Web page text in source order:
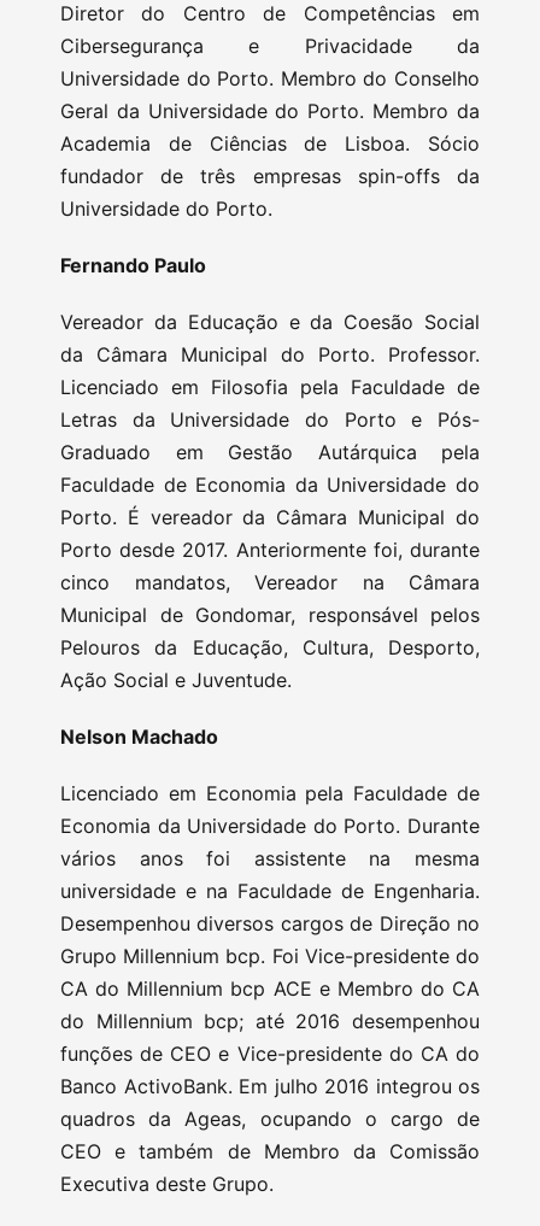
Diretor do Centro de Competências em
Cibersegurança e Privacidade da
Universidade do Porto. Membro do Conselho
Geral da Universidade do Porto. Membro da
Academia de Ciências de Lisboa. Sócio
fundador de três empresas spin-offs da
Universidade do Porto.
Fernando Paulo
Vereador da Educação e da Coesão Social
da Câmara Municipal do Porto. Professor.
Licenciado em Filosofia pela Faculdade de
Letras da Universidade do Porto e Pós-
Graduado em Gestão Autárquica pela
Faculdade de Economia da Universidade do
Porto. É vereador da Câmara Municipal do
Porto desde 2017. Anteriormente foi, durante
cinco mandatos, Vereador na Câmara
Municipal de Gondomar, responsável pelos
Pelouros da Educação, Cultura, Desporto,
Ação Social e Juventude.
Nelson Machado
Licenciado em Economia pela Faculdade de
Economia da Universidade do Porto. Durante
vários anos foi assistente na mesma
universidade e na Faculdade de Engenharia.
Desempenhou diversos cargos de Direção no
Grupo Millennium bcp. Foi Vice-presidente do
CA do Millennium bcp ACE e Membro do CA
do Millennium bcp; até 2016 desempenhou
funções de CEO e Vice-presidente do CA do
Banco ActivoBank. Em julho 2016 integrou os
quadros da Ageas, ocupando o cargo de
CEO e também de Membro da Comissão
Executiva deste Grupo.